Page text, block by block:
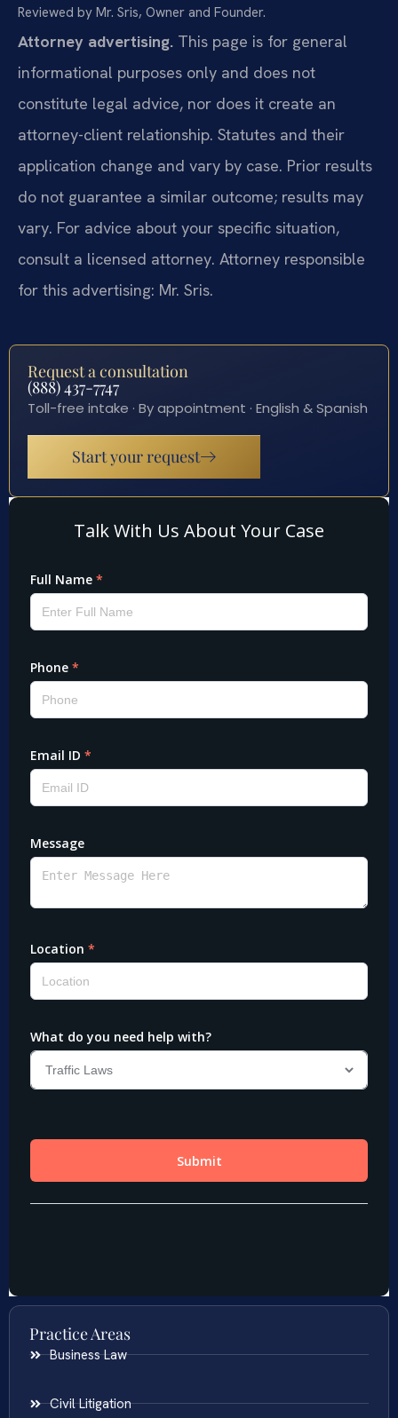
Reviewed by Mr. Sris, Owner and Founder.
Attorney advertising. This page is for general
informational purposes only and does not
constitute legal advice, nor does it create an
attorney-client relationship. Statutes and their
application change and vary by case. Prior results
do not guarantee a similar outcome; results may
vary. For advice about your specific situation,
consult a licensed attorney. Attorney responsible
for this advertising: Mr. Sris.
Request a consultation
(888) 437-7747
Toll-free intake · By appointment · English & Spanish
Start your request
Practice Areas
Business Law
Civil Litigation